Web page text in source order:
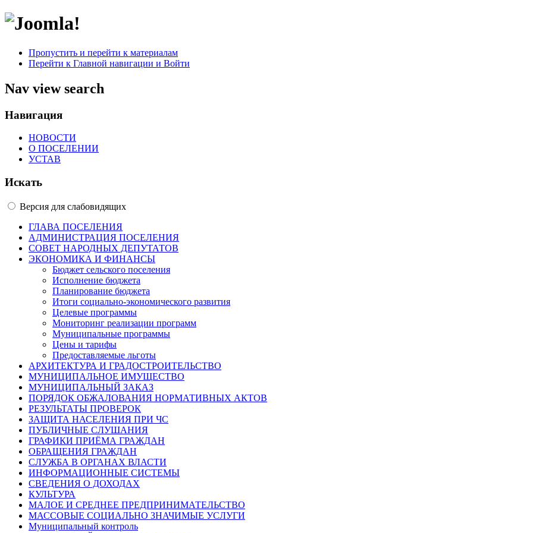
Пропустить и перейти к материалам
Перейти к Главной навигации и Войти
Nav view search
Навигация
НОВОСТИ
О ПОСЕЛЕНИИ
УСТАВ
Искать
Версия для слабовидящих
ГЛАВА ПОСЕЛЕНИЯ
АДМИНИСТРАЦИЯ ПОСЕЛЕНИЯ
СОВЕТ НАРОДНЫХ ДЕПУТАТОВ
ЭКОНОМИКА И ФИНАНСЫ
Бюджет сельского поселения
Исполнение бюджета
Планирование бюджета
Итоги социально-экономического развития
Целевые программы
Мониторинг реализации программ
Муниципальные программы
Цены и тарифы
Предоставляемые льготы
АРХИТЕКТУРА И ГРАДОСТРОИТЕЛЬСТВО
МУНИЦИПАЛЬНОЕ ИМУЩЕСТВО
МУНИЦИПАЛЬНЫЙ ЗАКАЗ
ПОРЯДОК ОБЖАЛОВАНИЯ НОРМАТИВНЫХ АКТОВ
РЕЗУЛЬТАТЫ ПРОВЕРОК
ЗАЩИТА НАСЕЛЕНИЯ ПРИ ЧС
ПУБЛИЧНЫЕ СЛУШАНИЯ
ГРАФИКИ ПРИЁМА ГРАЖДАН
ОБРАЩЕНИЯ ГРАЖДАН
СЛУЖБА В ОРГАНАХ ВЛАСТИ
ИНФОРМАЦИОННЫЕ СИСТЕМЫ
СВЕДЕНИЯ О ДОХОДАХ
КУЛЬТУРА
МАЛОЕ И СРЕДНЕЕ ПРЕДПРИНИМАТЕЛЬСТВО
МАССОВЫЕ СОЦИАЛЬНО ЗНАЧИМЫЕ УСЛУГИ
Муниципальный контроль